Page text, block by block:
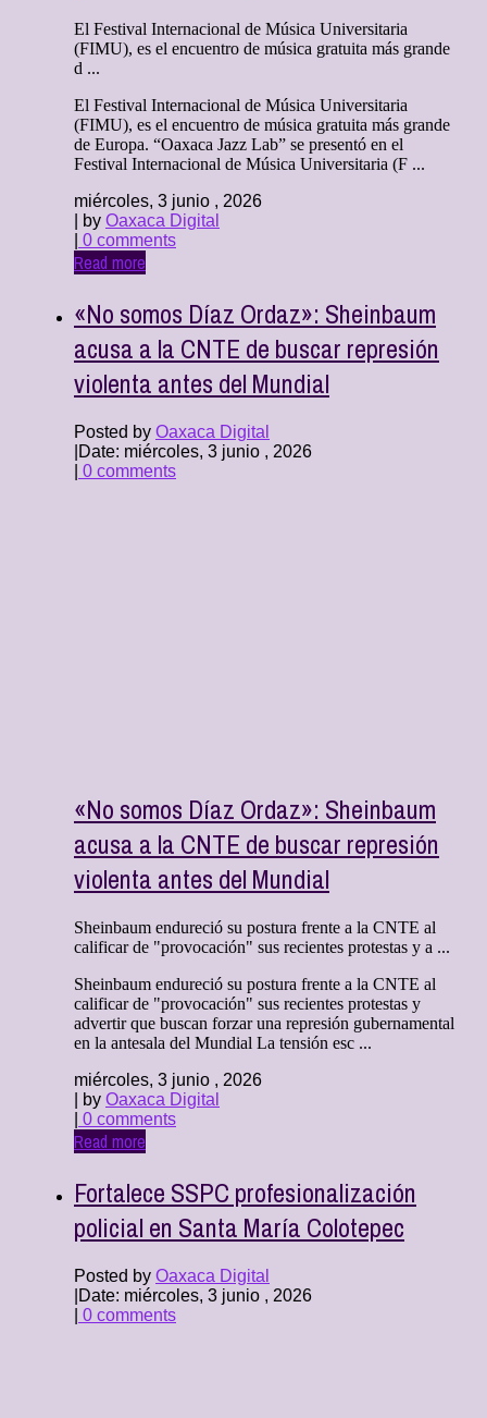
El Festival Internacional de Música Universitaria
(FIMU), es el encuentro de música gratuita más grande
d ...
El Festival Internacional de Música Universitaria
(FIMU), es el encuentro de música gratuita más grande
de Europa. “Oaxaca Jazz Lab” se presentó en el
Festival Internacional de Música Universitaria (F ...
miércoles, 3 junio , 2026
| by Oaxaca Digital
0 comments
Read more
«No somos Díaz Ordaz»: Sheinbaum
acusa a la CNTE de buscar represión
violenta antes del Mundial
Posted by Oaxaca Digital
Date: miércoles, 3 junio , 2026
0 comments
«No somos Díaz Ordaz»: Sheinbaum
acusa a la CNTE de buscar represión
violenta antes del Mundial
Sheinbaum endureció su postura frente a la CNTE al
calificar de "provocación" sus recientes protestas y a ...
Sheinbaum endureció su postura frente a la CNTE al
calificar de "provocación" sus recientes protestas y
advertir que buscan forzar una represión gubernamental
en la antesala del Mundial La tensión esc ...
miércoles, 3 junio , 2026
| by Oaxaca Digital
0 comments
Read more
Fortalece SSPC profesionalización
policial en Santa María Colotepec
Posted by Oaxaca Digital
Date: miércoles, 3 junio , 2026
0 comments